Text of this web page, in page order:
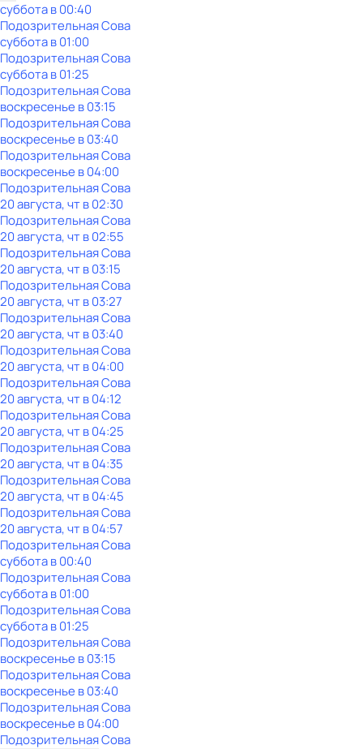
субботав00:40
Подозрительная Сова
субботав01:00
Подозрительная Сова
субботав01:25
Подозрительная Сова
воскресенье в03:15
Подозрительная Сова
воскресенье в03:40
Подозрительная Сова
воскресенье в04:00
Подозрительная Сова
20 августа, чт в 02:30
Подозрительная Сова
20 августа, чт в 02:55
Подозрительная Сова
20 августа, чт в 03:15
Подозрительная Сова
20 августа, чт в 03:27
Подозрительная Сова
20 августа, чт в 03:40
Подозрительная Сова
20 августа, чт в 04:00
Подозрительная Сова
20 августа, чт в 04:12
Подозрительная Сова
20 августа, чт в 04:25
Подозрительная Сова
20 августа, чт в 04:35
Подозрительная Сова
20 августа, чт в 04:45
Подозрительная Сова
20 августа, чт в 04:57
Подозрительная Сова
субботав00:40
Подозрительная Сова
субботав01:00
Подозрительная Сова
субботав01:25
Подозрительная Сова
воскресенье в03:15
Подозрительная Сова
воскресенье в03:40
Подозрительная Сова
воскресенье в04:00
Подозрительная Сова